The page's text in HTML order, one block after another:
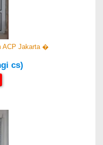
ACP Jakarta �
cs)